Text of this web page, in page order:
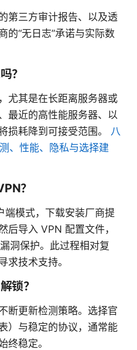
第三方审计报告、以及透
的“无日志”承诺与实际数
？
尤其是在长距离服务器或
最近的高性能服务器、以
损耗降到可接受范围。 八
、性能、隐私与选择建
？
端模式，下载安装厂商提
后导入 VPN 配置文件，
洞保护。此过程相对复
求技术支持。
锁？
断更新检测策略。选择官
）与稳定的协议，通常能
终稳定。